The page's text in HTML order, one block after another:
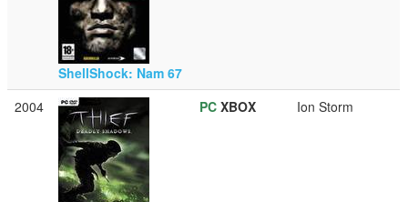
ShellShock: Nam 67
2004 PC XBOX Ion Storm